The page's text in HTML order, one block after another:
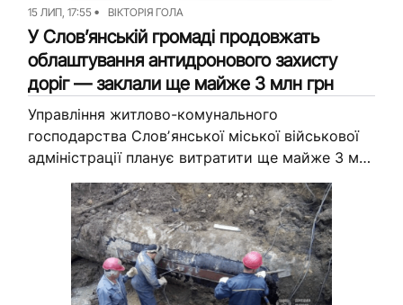
15 ЛИП, 17:55 ВІКТОРІЯ ГОЛА
У Словʼянській громаді продовжать
облаштування антидронового захисту
доріг — заклали ще майже 3 млн грн
Управління житлово-комунального
господарства Словʼянської міської військової
адміністрації планує витратити ще майже 3 млн
грн на облаштування, утримання та ремонт
антидронового захисту на ділянках
автомобільних доріг громади, якими
користуються для евакуації...